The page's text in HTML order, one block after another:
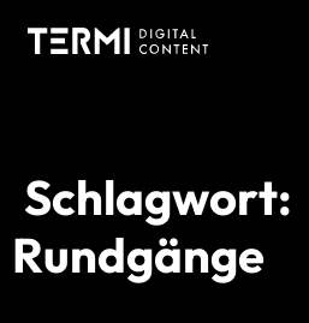
Zum
Inhalt
springen
Schlagwort:
Rundgänge